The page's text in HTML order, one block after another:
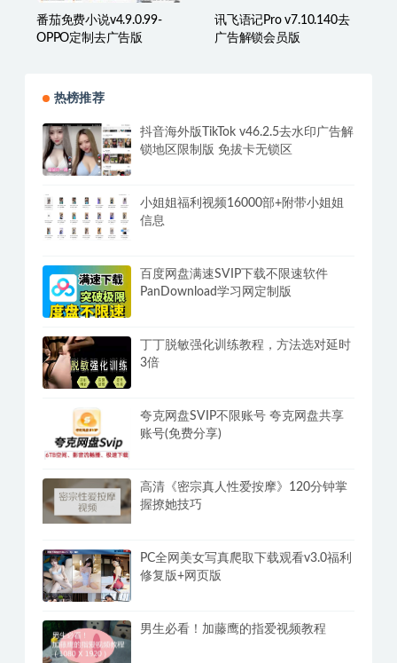
OPPO定制去广告版
广告解锁会员版
抖音海外版TikTok v46.2.5去水印广告解
小姐姐福利视频16000部+附带小姐姐
百度网盘满速SVIP下载不限速软件
丁丁脱敏强化训练教程，方法选对延时
夸克网盘SVIP不限账号 夸克网盘共享
高清《密宗真人性爱按摩》120分钟掌